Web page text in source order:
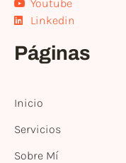
Youtube
Linkedin
Páginas
Inicio
Servicios
Sobre Mí